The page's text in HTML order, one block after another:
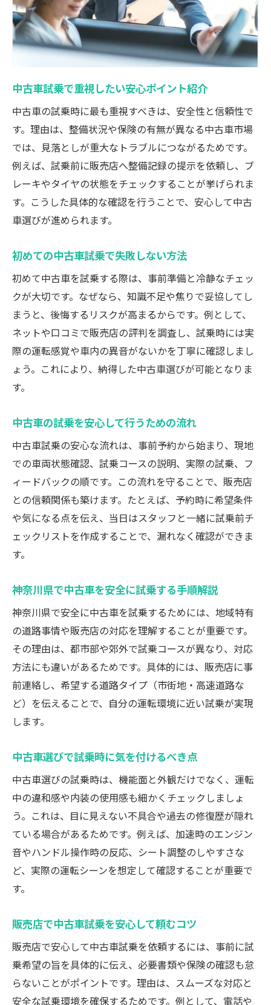
理由
中古車試乗で見極めるべき走行感と操作性
満足できる中古車選びに必要な試乗の流れ
中古車の特長を試乗体験で徹底的に確認す
る方法
試乗できない中古車の理由とその対策法
中古車を試乗できない場合の主な理由解説
販売店で中古車試乗が不可なときの確認事
項
中古車試乗不可時のリスクと事前対策方法
試乗できない中古車を選ぶ際の注意すべき
点
中古車の試乗が難しい場合の安全な選び方
購入前に知りたい中古車試乗のチェックポイン
中古車試乗時に必ず確認したいチェック項
目
購入前に押さえるべき中古車の試乗ポイン
め
中古車試乗のチェックリストとその使い方
試乗時に見落としがちな中古車の重要ポイ
ント
中古車選びで役立つ試乗チェック方法解説
即日乗り出し可能な中古車を見極める方法
即日乗り出しできる中古車の特徴と探し方
中古車即日納車を実現するためのポイント
即日納車が可能な中古車の見極め方と注意
点
購入後すぐ乗れる中古車を選ぶためのコツ
中古車試乗で即日乗り出しを叶える方法
口コミを活用した中古車試乗の成功術
口コミ活用で失敗しない中古車試乗の方法
方
安心感を高める口コミ情報の活用術
中古車選びで口コミを最大限活かすコツ
試乗で分かる中古車の状態と安心感の見極め方
中古車試乗で車両状態を正確に見抜くコツ
ト
試乗で感じる中古車の安心感を高める秘訣
中古車の状態を試乗体験から見極める方法
購入前に知りたい中古車試乗での見極め方
中古車試乗で重視したい安心ポイント紹介
中古車の試乗時に最も重視すべきは、安全性と信頼性で
す。理由は、整備状況や保険の有無が異なる中古車市場
では、見落としが重大なトラブルにつながるためです。
例えば、試乗前に販売店へ整備記録の提示を依頼し、ブ
レーキやタイヤの状態をチェックすることが挙げられま
す。こうした具体的な確認を行うことで、安心して中古
車選びが進められます。
初めての中古車試乗で失敗しない方法
初めて中古車を試乗する際は、事前準備と冷静なチェッ
クが大切です。なぜなら、知識不足や焦りで妥協してし
まうと、後悔するリスクが高まるからです。例として、
ネットや口コミで販売店の評判を調査し、試乗時には実
際の運転感覚や車内の異音がないかを丁寧に確認しまし
ょう。これにより、納得した中古車選びが可能となりま
す。
中古車の試乗を安心して行うための流れ
中古車試乗の安心な流れは、事前予約から始まり、現地
での車両状態確認、試乗コースの説明、実際の試乗、フ
ィードバックの順です。この流れを守ることで、販売店
との信頼関係も築けます。たとえば、予約時に希望条件
や気になる点を伝え、当日はスタッフと一緒に試乗前チ
ェックリストを作成することで、漏れなく確認ができま
す。
神奈川県で中古車を安全に試乗する手順解説
神奈川県で安全に中古車を試乗するためには、地域特有
の道路事情や販売店の対応を理解することが重要です。
その理由は、都市部や郊外で試乗コースが異なり、対応
方法にも違いがあるためです。具体的には、販売店に事
前連絡し、希望する道路タイプ（市街地・高速道路な
ど）を伝えることで、自分の運転環境に近い試乗が実現
します。
中古車選びで試乗時に気を付けるべき点
中古車選びの試乗時は、機能面と外観だけでなく、運転
中の違和感や内装の使用感も細かくチェックしましょ
う。これは、目に見えない不具合や過去の修復歴が隠れ
ている場合があるためです。例えば、加速時のエンジン
音やハンドル操作時の反応、シート調整のしやすさな
ど、実際の運転シーンを想定して確認することが重要で
す。
販売店で中古車試乗を安心して頼むコツ
販売店で安心して中古車試乗を依頼するには、事前に試
乗希望の旨を具体的に伝え、必要書類や保険の確認も怠
らないことがポイントです。理由は、スムーズな対応と
安全な試乗環境を確保するためです。例として、電話や